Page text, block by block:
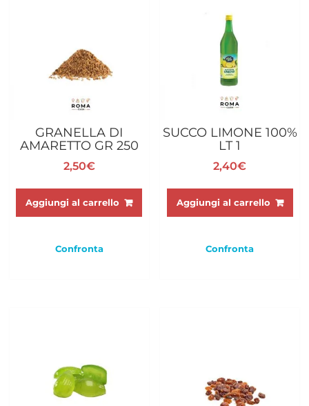
GRANELLA DI
AMARETTO GR 250
2,50€
Aggiungi al carrello
Confronta
SUCCO LIMONE 100%
LT 1
2,40€
Aggiungi al carrello
Confronta